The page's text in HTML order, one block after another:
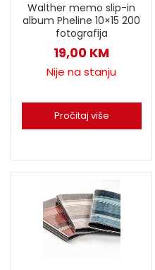
Walther memo slip-in
album Pheline 10×15 200
fotografija
19,00 KM
Nije na stanju
Pročitaj više